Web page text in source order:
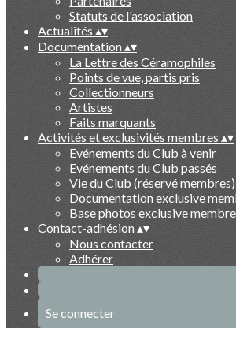
Statuts de l'association
Actualités ▴▾
Documentation▴▾
La Lettre des Céramophiles
Points de vue, partis pris
Collectionneurs
Artistes
Faits marquants
Activités et exclusivités membres ▴▾
Evénements du Club à venir
Evénements du Club passés
Vie du Club (réservé membres)
Documentation exclusive
Base photos exclusive
Contact-adhésion▴▾
Nous contacter
Adhérer
Se connecter